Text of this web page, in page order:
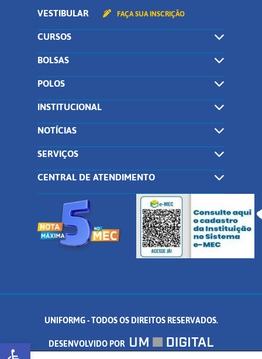
Abrir a barra de ferramentas
VESTIBULAR FAÇA SUA INSCRIÇÃO
CURSOS
BOLSAS
POLOS
INSTITUCIONAL
NOTÍCIAS
SERVIÇOS
CENTRAL DE ATENDIMENTO
UNIFORMG - TODOS OS DIREITOS RESERVADOS.
DESENVOLVIDO POR